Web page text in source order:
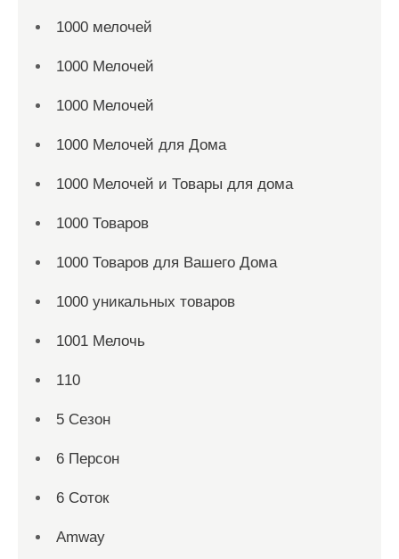
1000 мелочей
1000 Мелочей
1000 Мелочей
1000 Мелочей для Дома
1000 Мелочей и Товары для дома
1000 Товаров
1000 Товаров для Вашего Дома
1000 уникальных товаров
1001 Мелочь
110
5 Сезон
6 Персон
6 Соток
Amway